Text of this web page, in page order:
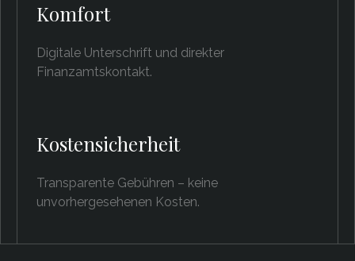
Komfort
Digitale Unterschrift und direkter
Finanzamtskontakt.
Kostensicherheit
Transparente Gebühren – keine
unvorhergesehenen Kosten.